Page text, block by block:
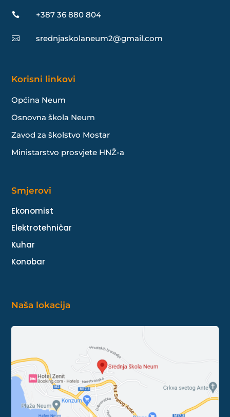
 +387 36 880 804
 srednjaskolaneum2@gmail.com
Korisni linkovi
Općina Neum
Osnovna škola Neum
Zavod za školstvo Mostar
Ministarstvo prosvjete HNŽ-a
Smjerovi
Ekonomist
Elektrotehničar
Kuhar
Konobar
Naša lokacija